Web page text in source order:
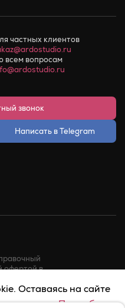
частных клиентов
всем вопросам
звонок
Написать в Telegram
офертой в
или обращения в
на обработку
Оставаясь на сайте
Подробнее